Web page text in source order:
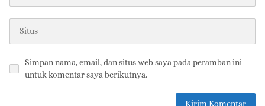
Simpan nama, email, dan situs web saya pada peramban ini
untuk komentar saya berikutnya.